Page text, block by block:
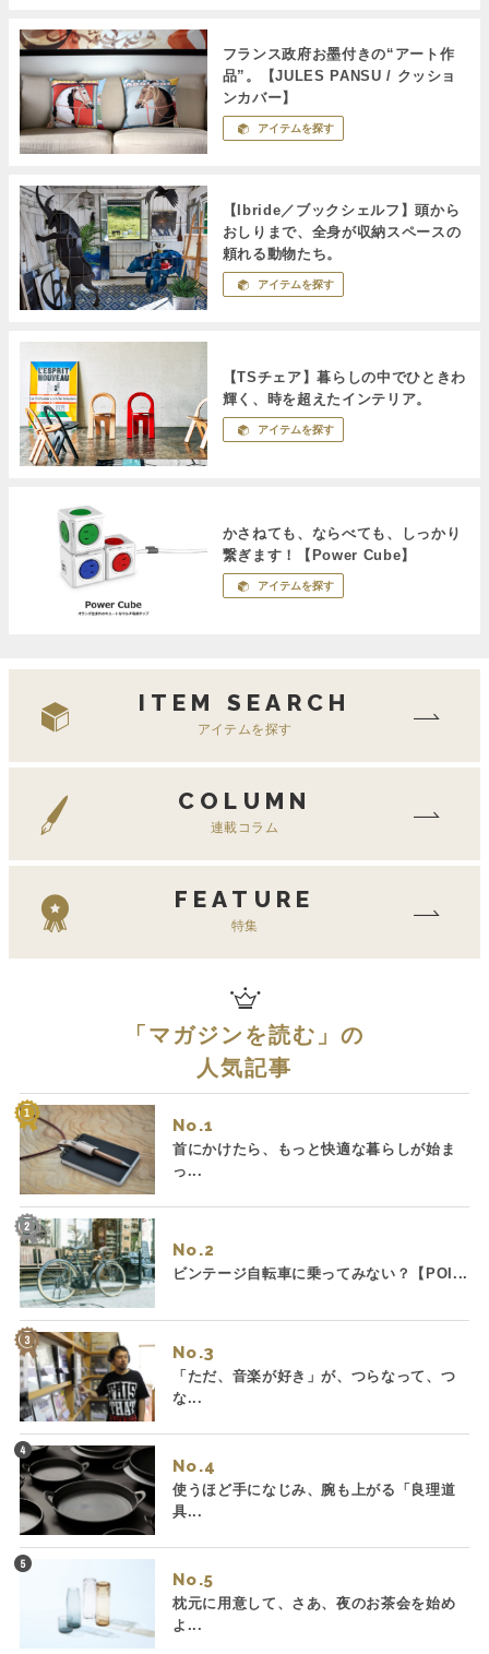
フランス政府お墨付きの“アート作
品”。【JULES PANSU / クッショ
ンカバー】
アイテムを探す
【Ibride／ブックシェルフ】頭から
おしりまで、全身が収納スペースの
頼れる動物たち。
アイテムを探す
【TSチェア】暮らしの中でひときわ
輝く、時を超えたインテリア。
アイテムを探す
かさねても、ならべても、しっかり
繋ぎます！【Power Cube】
アイテムを探す
ITEM SEARCH
アイテムを探す
COLUMN
連載コラム
FEATURE
特集
「 マガジンを読む 」の
人気記事
No.
首にかけたら、もっと快適な暮らしが始ま
っ...
No.
ビンテージ自転車に乗ってみない？【POI...
No.
「ただ、音楽が好き」が、つらなって、つ
な...
No.
使うほど手になじみ、腕も上がる「良理道
具...
No.
枕元に用意して、さあ、夜のお茶会を始め
よ...